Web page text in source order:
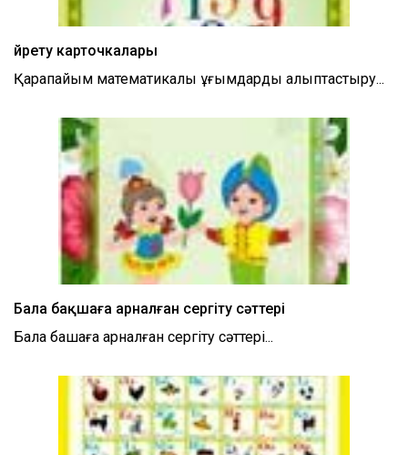
Үйрету карточкалары
Қарапайым математикалық ұғымдарды қалыптастыру...
Бала бақшаға арналған сергіту сәттері
Бала бақшаға арналған сергіту сәттері...